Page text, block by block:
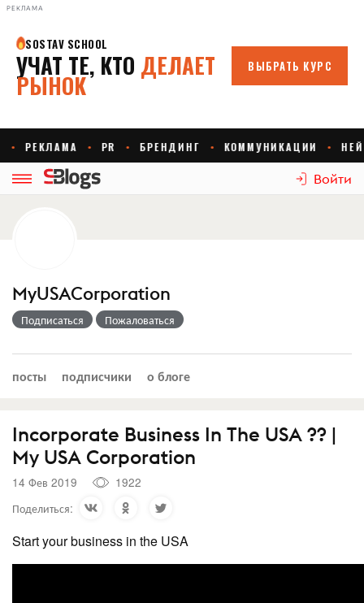
РЕКЛАМА
Войти
MyUSACorporation
Подписаться Пожаловаться
посты подписчики о блоге
Incorporate Business In The USA ?? |
My USA Corporation
14 Фев 2019
1922
Поделиться:
Start your business in the USA